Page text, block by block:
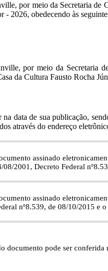
por meio da Secretaria de
- 2026, obedecendo às
por meio da Secretaria
da Cultura Fausto Rocha
data de sua publicação,
através do endereço
assinado
08/2001, Decreto Federal
assinado
nº8.539, de 08/10/2015 e
documento pode ser